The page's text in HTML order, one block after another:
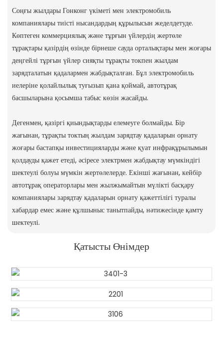
Соңғы жылдары Гонконг үкіметі мен электромобиль
компаниялары тиісті нысандардың құрылысын жеделдетуде.
Көптеген коммерциялық және тұрғын үйлердің жертөле
тұрақтары қазірдің өзінде бірнеше сауда орталықтары мен жоғары
деңгейлі тұрғын үйлер сияқты тұрақты токпен жылдам
зарядталатын қадалармен жабдықталған. Бұл электромобиль
иелеріне қолайлылық туғызып қана қоймай, автотұрақ
басшыларына қосымша табыс көзін жасайды.
Дегенмен, қазіргі қиындықтарды елемеуге болмайды. Бір
жағынан, тұрақты токтың жылдам зарядтау қадаларын орнату
жоғары бастапқы инвестицияларды және қуат инфрақұрылымын
қолдауды қажет етеді, әсіресе электрмен жабдықтау мүмкіндігі
шектеулі болуы мүмкін жертөлелерде. Екінші жағынан, кейбір
автотұрақ операторлары мен жылжымайтын мүлікті басқару
компаниялары зарядтау қадаларын орнату қажеттілігі туралы
хабардар емес және құлшыныс танытпайды, нәтижесінде қамту
шектеулі.
Қатысты Өнімдер